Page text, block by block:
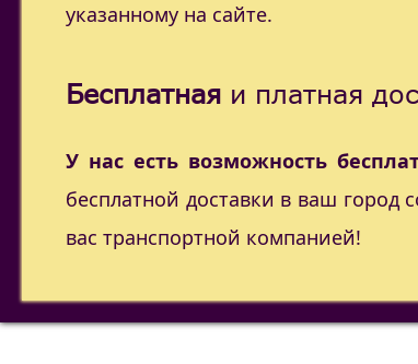
указанному на сайте.
Бесплатная и платная
У нас есть возможность
бесплатной доставки в ваш
вас транспортной компанией!